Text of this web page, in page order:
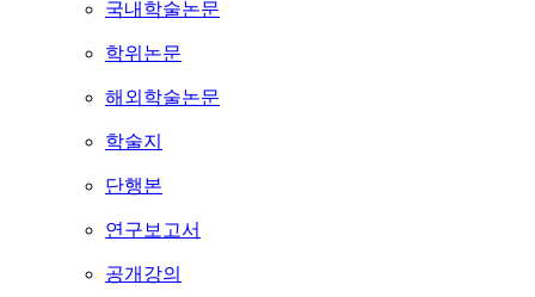
국내학술논문
학위논문
해외학술논문
학술지
단행본
연구보고서
공개강의